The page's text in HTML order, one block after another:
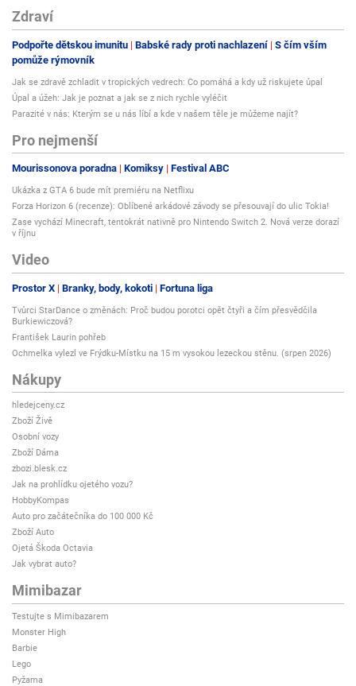
Zdraví
Podpořte dětskou imunitu Babské rady proti nachlazení S čím vším
pomůže rýmovník
Jak se zdravě zchladit v tropických vedrech: Co pomáhá a kdy už riskujete úpal
Úpal a úžeh: Jak je poznat a jak se z nich rychle vyléčit
Parazité v nás: Kterým se u nás líbí a kde v našem těle je můžeme najít?
Pro nejmenší
Mourissonova poradna Komiksy Festival ABC
Ukázka z GTA 6 bude mít premiéru na Netflixu
Forza Horizon 6 (recenze): Oblíbené arkádové závody se přesouvají do ulic Tokia!
Zase vychází Minecraft, tentokrát nativně pro Nintendo Switch 2. Nová verze dorazí
v říjnu
Video
Prostor X Branky, body, kokoti Fortuna liga
Tvůrci StarDance o změnách: Proč budou porotci opět čtyři a čím přesvědčila
Burkiewiczová?
František Laurin pohřeb
Ochmelka vylezl ve Frýdku-Místku na 15 m vysokou lezeckou stěnu. (srpen 2026)
Nákupy
hledejceny.cz
Zboží Živě
Osobní vozy
Zboží Dáma
zbozi.blesk.cz
Jak na prohlídku ojetého vozu?
HobbyKompas
Auto pro začátečníka do 100 000 Kč
Zboží Auto
Ojetá Škoda Octavia
Jak vybrat auto?
Mimibazar
Testujte s Mimibazarem
Monster High
Barbie
Lego
Pyžama